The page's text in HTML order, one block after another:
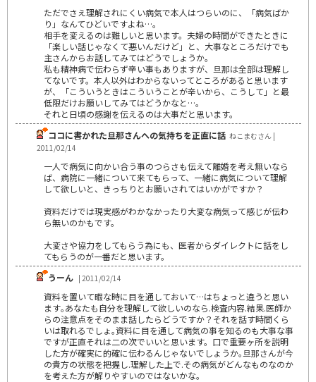
ただでさえ理解されにくい病気で本人はつらいのに、「病気ばか
り」なんてひどいですよね…。
相手を変えるのは難しいと思います。夫婦の時間ができたときに
「楽しい話じゃなくて悪いんだけど」と、大事なところだけでも
主さんからお話してみてはどうでしょうか。
私も精神病で伝わらず辛い事もありますが、旦那は全部は理解し
てないです。本人以外はわからないってところがあると思います
が、「こういうときはこういうことが辛いから、こうして」と最
低限だけお願いしてみてはどうかなと…。
それと日頃の感謝を伝えるのは大事だと思います。
ココに書かれた旦那さんへの気持ちを正直に話 ねこまむさん |
2011/02/14
一人で病気に向かい合う事のつらさも伝えて離婚を考え無いなら
ば、病院に一緒について来てもらって、一緒に病気について理解
して欲しいと、きっちりとお願いされてはいかがですか？
資料だけでは現実感がわかなかったり大変な病気って感じが伝わ
ら無いのかもです。
大変さや協力をしてもらう為にも、医者からダイレクトに話をし
てもらうのが一番だと思います。
うーん | 2011/02/14
資料を置いて暇な時に目を通しておいて…はちょっと違うと思い
ます｡あなたも自分を理解して欲しいのなら.検査内容.結果.医師か
らの注意点をそのまま話したらどうですか？それを話す時間くら
いは取れるでしょ｡資料に目を通して病気の事を知るのも大事な事
ですが正直それは二の次でいいと思います。口で重要ヶ所を説明
した方が確実に的確に伝わるんじゃないでしょうか｡旦那さんが今
の貴方の状態を把握し.理解した上で.その病気がどんなものなのか
を考えた方が解りやすいのではないかな｡